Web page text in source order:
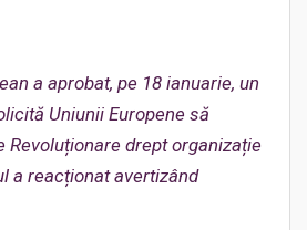
a aprobat, pe 18 ianuarie, un
Uniunii Europene să
Revoluționare drept organizație
a reacționat avertizând